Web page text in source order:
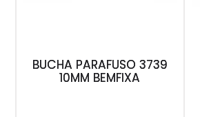
BUCHA PARAFUSO 3739
10MM BEMFIXA